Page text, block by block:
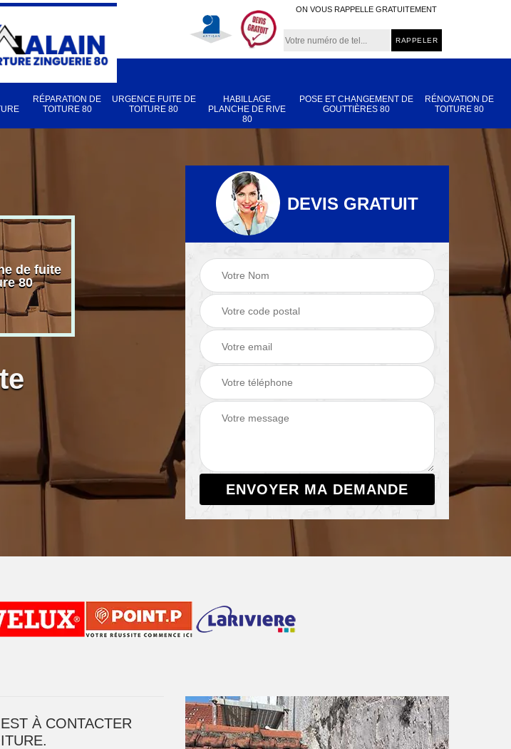
ON VOUS RAPPELLE GRATUITEMENT
RÉPARATION DE
TOITURE 80
URGENCE FUITE DE
TOITURE 80
HABILLAGE
PLANCHE DE RIVE
80
POSE ET CHANGEMENT DE
GOUTTIÈRES 80
RÉNOVATION DE
TOITURE 80
de fuite
80
Pose de velux 80
Nettoyage et
démoussage de
toiture 80
Réparation de
toiture 80
DEVIS GRATUIT
À CONTACTER